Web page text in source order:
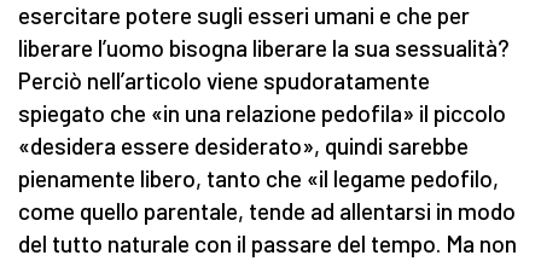
esercitare potere sugli esseri umani e che per
liberare l’uomo bisogna liberare la sua sessualità?
Perciò nell’articolo viene spudoratamente
spiegato che «in una relazione pedofila» il piccolo
«desidera essere desiderato», quindi sarebbe
pienamente libero, tanto che «il legame pedofilo,
come quello parentale, tende ad allentarsi in modo
del tutto naturale con il passare del tempo. Ma non